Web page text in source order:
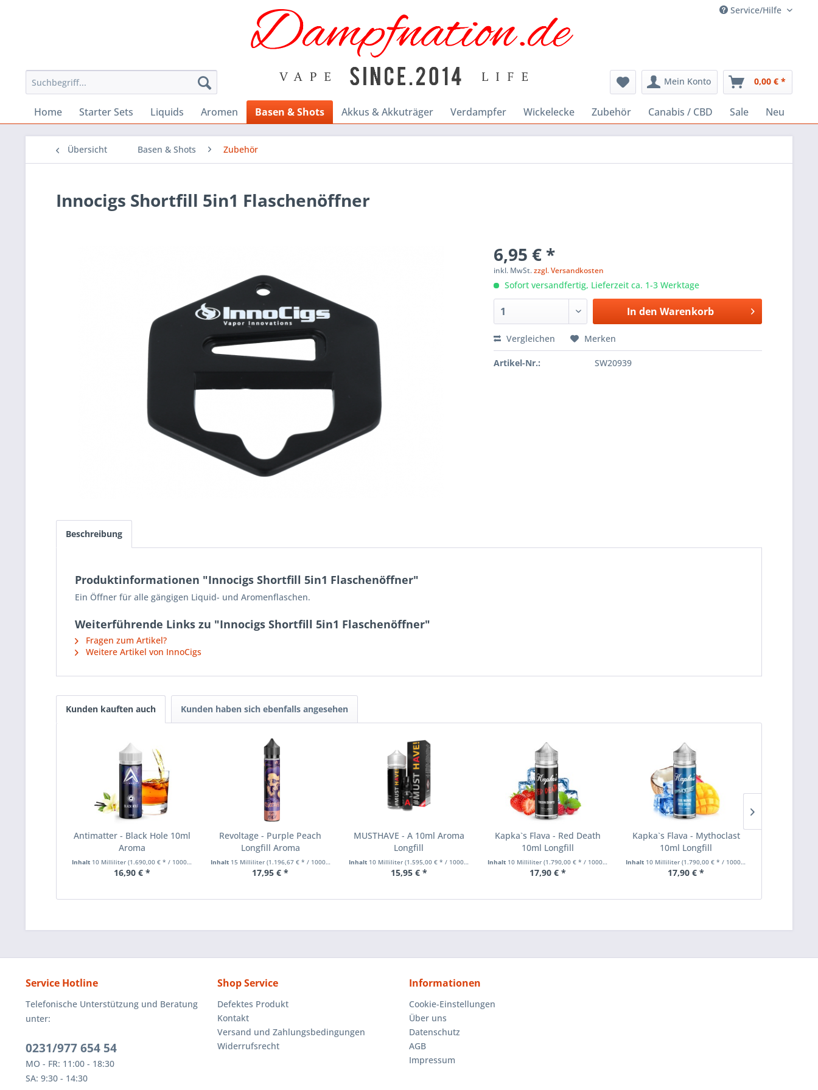
Service/Hilfe
Mein Konto 0,00 € *
Home Starter Sets Liquids Aromen Basen & Shots Akkus & Akkuträger Verdampfer Wickelecke Zubehör Canabis / CBD Sale Neu
Übersicht Basen & Shots Zubehör
Innocigs Shortfill 5in1 Flaschenöffner
6,95 € *
inkl. MwSt.zzgl. Versandkosten
Sofort versandfertig, Lieferzeit ca. 1-3 Werktage
In den Warenkorb
Vergleichen Merken
Artikel-Nr.: SW20939
Beschreibung
Produktinformationen "Innocigs Shortfill 5in1 Flaschenöffner"
Ein Öffner für alle gängigen Liquid- und Aromenflaschen.
Weiterführende Links zu "Innocigs Shortfill 5in1 Flaschenöffner"
Fragen zum Artikel?
Weitere Artikel von InnoCigs
Kunden kauften auch Kunden haben sich ebenfalls angesehen
Antimatter - Black Hole 10ml
Aroma
Inhalt 10 Milliliter (1.690,00 € * / 1000 Milliliter)
16,90 € *
Revoltage - Purple Peach
Longfill Aroma
Inhalt 15 Milliliter (1.196,67 € * / 1000 Milliliter)
17,95 € *
MUSTHAVE - A 10ml Aroma
Longfill
Inhalt 10 Milliliter(1.595,00 € * / 1000 Milliliter)
15,95 € *
Kapka`s Flava - Red Death
10ml Longfill
Inhalt 10 Milliliter (1.790,00 € * / 1000 Milliliter)
17,90 € *
Kapka`s Flava - Mythoclast
10ml Longfill
Inhalt 10 Milliliter(1.790,00 € * / 1000 Milliliter)
17,90 € *
Service Hotline
Telefonische Unterstützung und Beratung
unter:
0231/977 654 54
MO - FR: 11:00 - 18:30
SA: 9:30 - 14:30
Shop Service
Defektes Produkt
Kontakt
Versand und Zahlungsbedingungen
Widerrufsrecht
Informationen
Cookie-Einstellungen
Über uns
Datenschutz
AGB
Impressum